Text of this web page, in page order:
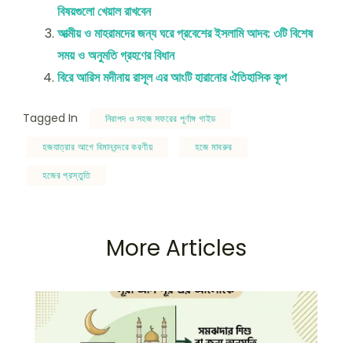
বিষয়গুলো খেয়াল রাখবেন
আত্মীয় ও মাহরামদের জন্য ঘরে প্রবেশের ইসলামি আদব: ৩টি বিশেষ
সময় ও অনুমতি গ্রহণের বিধান
বিরে আরিস মদীনায় রাসূল এর আংটি হারানোর ঐতিহাসিক কূপ
Tagged In নিরাপদ ও সহজ সফরের পূর্ণাঙ্গ গাইড
হজযাত্রার আগে বিমানবন্দরে করণীয় হজে মাবরুর
হজের প্রস্তুতি
More Articles